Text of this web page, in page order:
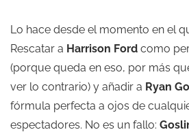
Lo hace desde el momento en el
Rescatar a Harrison Ford como
(porque queda en eso, por más
ver lo contrario) y añadir a Ryan
fórmula perfecta a ojos de
espectadores. No es un fallo: